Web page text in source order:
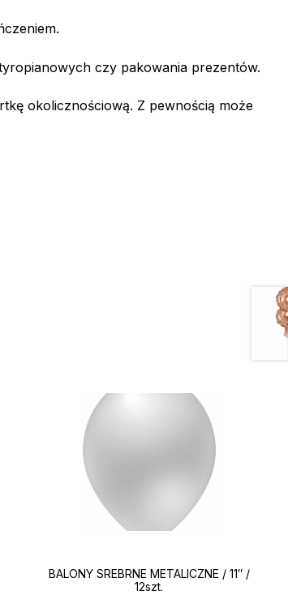
czy pakowania prezentów.
okolicznościową. Z pewnością może
BALONY SREBRNE METALICZNE / 11″ /
12szt.